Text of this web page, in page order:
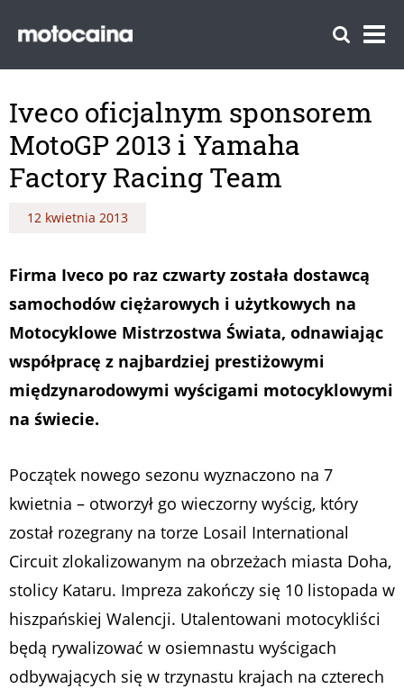
Iveco oficjalnym sponsorem
MotoGP 2013 i Yamaha
Factory Racing Team
12 kwietnia 2013
Firma Iveco po raz czwarty została dostawcą
samochodów ciężarowych i użytkowych na
Motocyklowe Mistrzostwa Świata, odnawiając
współpracę z najbardziej prestiżowymi
międzynarodowymi wyścigami motocyklowymi
na świecie.
Początek nowego sezonu wyznaczono na 7
kwietnia – otworzył go wieczorny wyścig, który
został rozegrany na torze Losail International
Circuit zlokalizowanym na obrzeżach miasta Doha,
stolicy Kataru. Impreza zakończy się 10 listopada w
hiszpańskiej Walencji. Utalentowani motocykliści
będą rywalizować w osiemnastu wyścigach
odbywających się w trzynastu krajach na czterech